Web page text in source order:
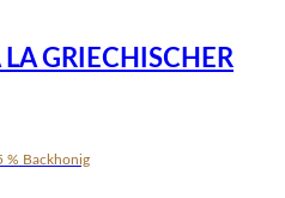
GRIECHISCHER
% Backhonig